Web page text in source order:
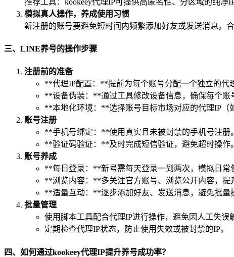
模拟真人操作，养成使用习惯
新注册的账号要避免短时间内频繁添加好友或发送消息。
三、LINE养号的操作步骤
注册前的准备
**代理IP配置：**提前为每个账号分配一个独立的代
**设备伪装：**通过工具修改设备信息，确保每个账
**本地化环境：**选择账号目标市场对应的代理IP（
账号注册
**手机号绑定：**使用真实且未被封禁的手机号注册。
**验证码验证：**及时完成短信验证，避免超时操作。
账号养成
**每日登录：**新号需每天登录一到两次，模拟日常
**浏览内容：**多关注官方账号、浏览公开内容，提
**适量互动：**逐步添加好友、发送消息，避免批量
批量管理
使用脚本工具配合代理IP进行操作，避免因人工失误
定期检查代理IP状态，防止使用失效或被封禁的IP。
四、如何通过kookeey代理IP提升养号成功率？